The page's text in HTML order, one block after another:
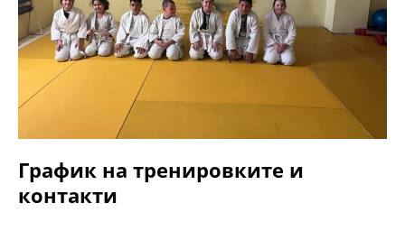
График на тренировките и
контакти